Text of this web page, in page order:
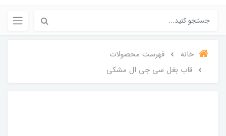
خانه
فهرست محصولات
قاب بغل سی جی ال مشکی